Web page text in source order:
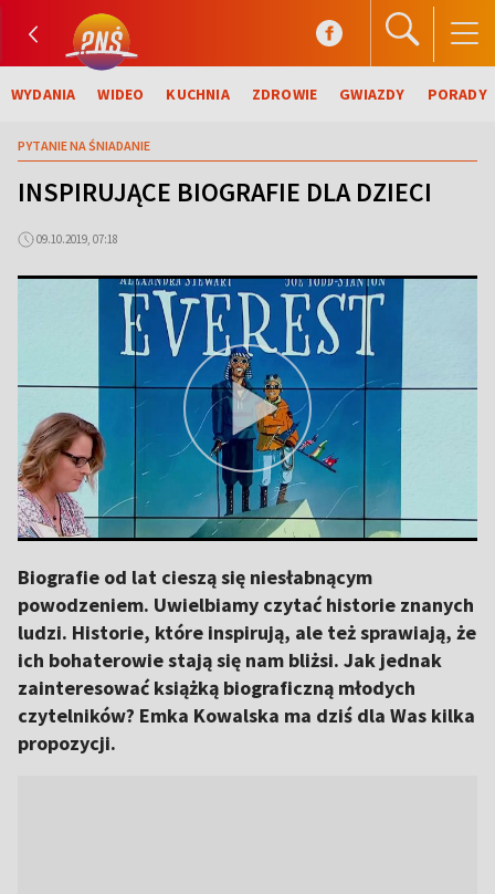
WYDANIA WIDEO KUCHNIA ZDROWIE GWIAZDY PORADY
PYTANIE NA ŚNIADANIE
INSPIRUJĄCE BIOGRAFIE DLA DZIECI
09.10.2019, 07:18
Biografie od lat cieszą się niesłabnącym
powodzeniem. Uwielbiamy czytać historie znanych
ludzi. Historie, które inspirują, ale też sprawiają, że
ich bohaterowie stają się nam bliżsi. Jak jednak
zainteresować książką biograficzną młodych
czytelników? Emka Kowalska ma dziś dla Was kilka
propozycji.